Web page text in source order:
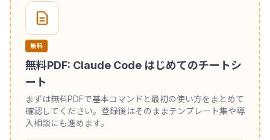
無料
無料PDF: Claude Code はじめてのチートシ
ート
まずは無料PDFで基本コマンドと最初の使い方をまとめて
確認してください。登録後はそのままテンプレート集や導
入相談にも進めます。